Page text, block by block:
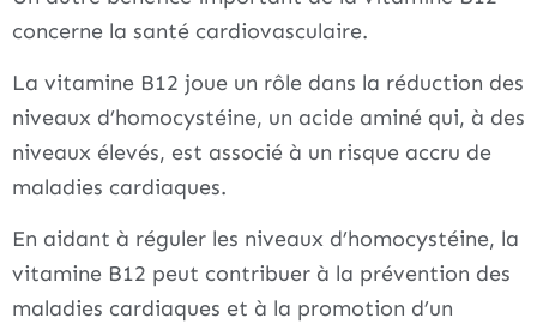
concerne la santé cardiovasculaire.
La vitamine B12 joue un rôle dans la réduction des
niveaux d’homocystéine, un acide aminé qui, à des
niveaux élevés, est associé à un risque accru de
maladies cardiaques.
En aidant à réguler les niveaux d’homocystéine, la
vitamine B12 peut contribuer à la prévention des
maladies cardiaques et à la promotion d’un